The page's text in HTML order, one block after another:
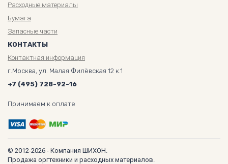
Расходные материалы
Бумага
Запасные части
КОНТАКТЫ
Контактная информация
г.Москва, ул. Малая Филёвская 12 к.1
+7 (495) 728-92-16
Принимаем к оплате
© 2012-2026 - Компания ШИХОН.
Продажа оргтехники и расходных материалов.